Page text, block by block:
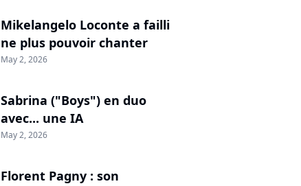
Mikelangelo Loconte a failli
ne plus pouvoir chanter
May 2, 2026
Sabrina ("Boys") en duo
avec... une IA
May 2, 2026
Florent Pagny : son